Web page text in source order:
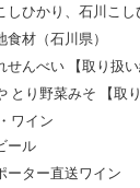
しひかり、石川こし
食材（石川県）
せんべい 【取り扱い
とり野菜みそ 【取
ワイン
ール
ーター直送ワイン